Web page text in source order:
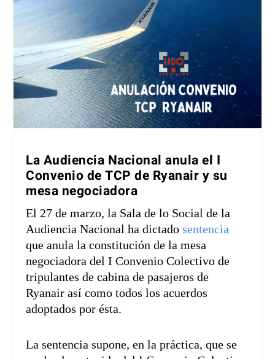
La Audiencia Nacional anula el I
Convenio de TCP de Ryanair y su
mesa negociadora
El 27 de marzo, la Sala de lo Social de la
Audiencia Nacional ha dictadosentencia
que anula la constitución de la mesa
negociadora del I Convenio Colectivo de
tripulantes de cabina de pasajeros de
Ryanair así como todos los acuerdos
adoptados por ésta.
La sentencia supone, en la práctica, que se